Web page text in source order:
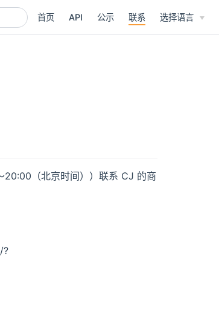
首页 API 公示 联系 选择语言
20:00（北京时间））联系 CJ 的商
?